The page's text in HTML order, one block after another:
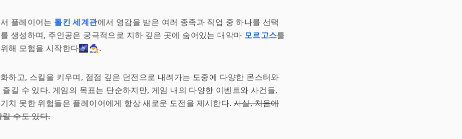
플레이어는 톨킨 세계관에서 영감을 받은 여러 종족과 직업 중 하나를 선택
생성하며, 주인공은 궁극적으로 지하 깊은 곳에 숨어있는 대악마 모르고스를
해 모험을 시작한다🌌🧙‍♂️.
하고, 스킬을 키우며, 점점 깊은 던전으로 내려가는 도중에 다양한 몬스터와
즐길 수 있다. 게임의 목표는 단순하지만, 게임 내의 다양한 이벤트와 사건들,
치 못한 위험들은 플레이어에게 항상 새로운 도전을 제시한다. 사실, 처음에
릴 수도 있다.